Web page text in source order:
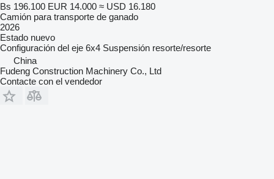
Bs 196.100 EUR 14.000 ≈ USD 16.180
Camión para transporte de ganado
2026
Estado nuevo
Configuración del eje 6x4 Suspensión resorte/resorte
China
Fudeng Construction Machinery Co., Ltd
Contacte con el vendedor